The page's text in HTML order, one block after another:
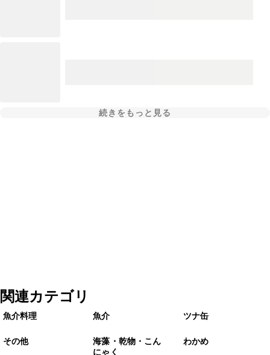
続きをもっと見る
関連カテゴリ
魚介料理 魚介 ツナ缶
その他
海藻・乾物・こん
にゃく
わかめ